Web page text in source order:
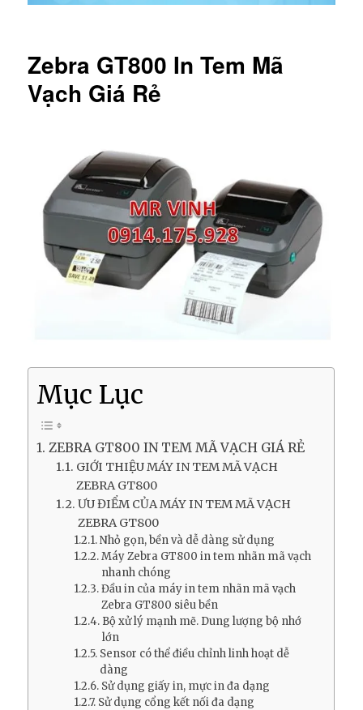
Zebra GT800 In Tem Mã
Vạch Giá Rẻ
Mục Lục
ZEBRA GT800 IN TEM MÃ VẠCH GIÁ RẺ
GIỚI THIỆU MÁY IN TEM MÃ VẠCH
ZEBRA GT800
ƯU ĐIỂM CỦA MÁY IN TEM MÃ VẠCH
ZEBRA GT800
Nhỏ gọn, bền và dễ dàng sử dụng
Máy Zebra GT800 in tem nhãn mã vạch
nhanh chóng
Đầu in của máy in tem nhãn mã vạch
Zebra GT800 siêu bền
Bộ xử lý mạnh mẽ. Dung lượng bộ nhớ
lớn
Sensor có thể điều chỉnh linh hoạt dễ
dàng
Sử dụng giấy in, mực in đa dạng
Sử dụng cổng kết nối đa dạng